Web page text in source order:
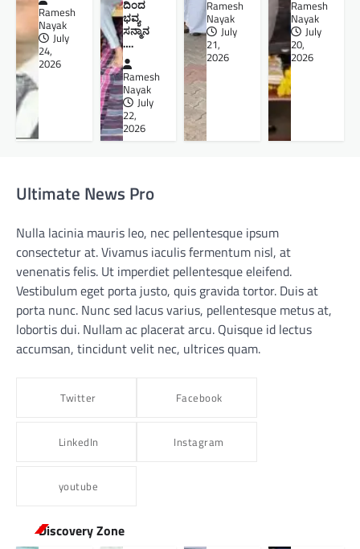
Ramesh
Nayak
July
24,
2026
ದಿಂದ
ಭವ್ಯ
ಸನ್ಮಾನ
….
Ramesh
Nayak
July
22,
2026
Ramesh
Nayak
July
21,
2026
Ramesh
Nayak
July
20,
2026
Ultimate News Pro
Nulla lacinia mauris leo, nec pellentesque ipsum
consectetur at. Vivamus iaculis fermentum nisl, at
venenatis felis. Ut imperdiet pellentesque eleifend.
Vestibulum eget porta justo, quis gravida tortor. Duis at
porta nunc. Nunc sed lacus varius, pellentesque metus at,
lobortis dui. Nullam ac placerat arcu. Quisque id lectus
accumsan, tincidunt velit nec, ultrices quam.
Twitter Facebook
LinkedIn Instagram
youtube
Discovery Zone